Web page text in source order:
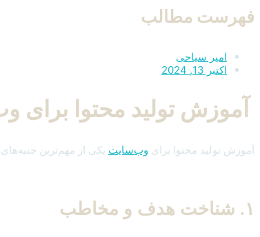
فهرست مطالب
امیر سیاحی
اکتبر 13, 2024
آموزش تولید محتوا برای
آموزش تولید محتوا برای وب‌سایت یکی از مهم‌ترین
۱. شناخت هدف و مخاطب